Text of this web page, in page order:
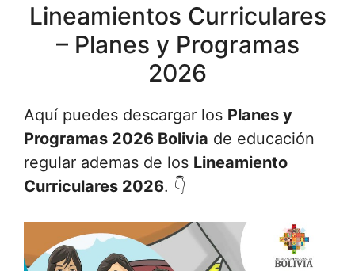
Lineamientos Curriculares
– Planes y Programas
2026
Aquí puedes descargar los Planes y
Programas 2026 Bolivia de educación
regular ademas de los Lineamiento
Curriculares 2026. 👇